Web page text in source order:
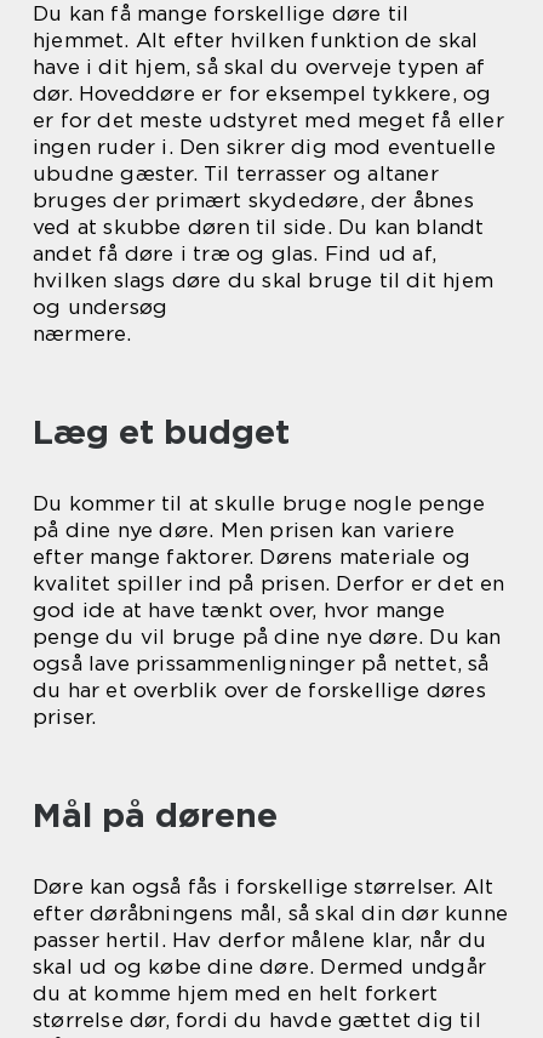
Du kan få mange forskellige døre til
hjemmet. Alt efter hvilken funktion de skal
have i dit hjem, så skal du overveje typen af
dør. Hoveddøre er for eksempel tykkere, og
er for det meste udstyret med meget få eller
ingen ruder i. Den sikrer dig mod eventuelle
ubudne gæster. Til terrasser og altaner
bruges der primært skydedøre, der åbnes
ved at skubbe døren til side. Du kan blandt
andet få døre i træ og glas. Find ud af,
hvilken slags døre du skal bruge til dit hjem
og undersøg
nærmere.
Læg et budget
Du kommer til at skulle bruge nogle penge
på dine nye døre. Men prisen kan variere
efter mange faktorer. Dørens materiale og
kvalitet spiller ind på prisen. Derfor er det en
god ide at have tænkt over, hvor mange
penge du vil bruge på dine nye døre. Du kan
også lave prissammenligninger på nettet, så
du har et overblik over de forskellige døres
priser.
Mål på dørene
Døre kan også fås i forskellige størrelser. Alt
efter døråbningens mål, så skal din dør kunne
passer hertil. Hav derfor målene klar, når du
skal ud og købe dine døre. Dermed undgår
du at komme hjem med en helt forkert
størrelse dør, fordi du havde gættet dig til